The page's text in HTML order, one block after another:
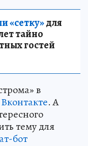
«сетку»для
тайно
гостей
в
Вконтакте. А
тему для
бот